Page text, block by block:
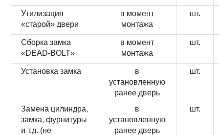
Утилизация
«старой» двери
в момент
монтажа
шт.
Сборка замка
«DEAD-BOLT»
в момент
монтажа
шт.
Установка замка
в
установленную
ранее дверь
шт.
Замена цилиндра,
замка, фурнитуры
и т.д. (не
в
установленную
ранее дверь
шт.